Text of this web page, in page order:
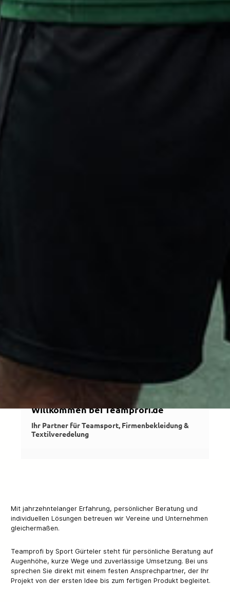
Willkommen bei Teamprofi.de
Ihr Partner für Teamsport, Firmenbekleidung &
Textilveredelung
Mit jahrzehntelanger Erfahrung, persönlicher Beratung und
individuellen Lösungen betreuen wir Vereine und Unternehmen
gleichermaßen.
Teamprofi by Sport Gürteler steht für persönliche Beratung auf
Augenhöhe, kurze Wege und zuverlässige Umsetzung. Bei uns
sprechen Sie direkt mit einem festen Ansprechpartner, der Ihr
Projekt von der ersten Idee bis zum fertigen Produkt begleitet.